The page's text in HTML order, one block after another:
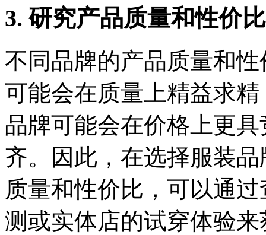
3. 研究产品质量和性价比
不同品牌的产品质量和
可能会在质量上精益求
品牌可能会在价格上更
齐。因此，在选择服装
质量和性价比，可以通
测或实体店的试穿体验